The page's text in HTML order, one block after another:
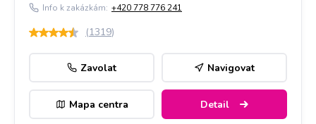
Info k zakázkám: +420 778 776 241
(1319)
Zavolat Navigovat
Mapa centra Detail